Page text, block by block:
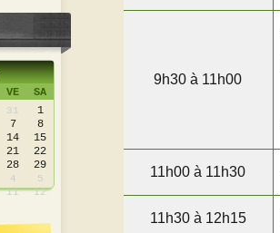
VE SA
31
1
7
8
14
15
21
22
28
29
4
5
11 12
9h30 à 11h00
11h00 à 11h30
11h30 à 12h15